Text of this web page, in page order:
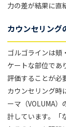
力の差が結果に直
カウンセリング
ゴルゴラインは頬
ケートな部位であ
評価することが必
カウンセリング時
ーマ（VOLUMA
計しています。「